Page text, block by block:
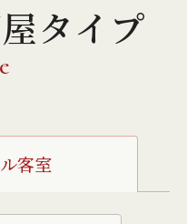
タイプ
客室